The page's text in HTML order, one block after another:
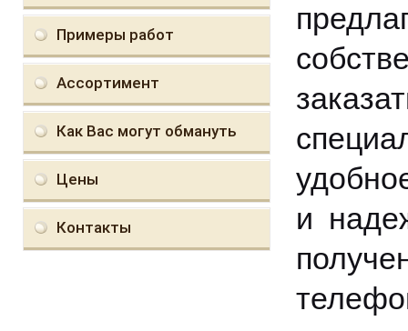
Примеры работ
Ассортимент
Как Вас могут обмануть
Цены
Контакты
и